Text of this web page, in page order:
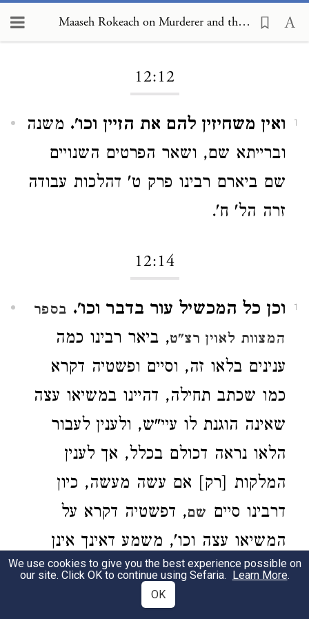
Maaseh Rokeach on Murderer and the Preservation of Life 12:12
12:12
1 ואין משחיזין להם את הזיין וכו'. משנה
וברייתא שם, ושאר הפרטים השנויים
שם ביארם רבינו פרק ט' דהלכות עבודה
זרה הל' ח'.
12:14
1 וכן כל המכשיל עור בדבר וכו'. בספר
המצוות לאוין רצ"ט, ביאר רבינו כמה
ענינים בלאו זה, וסיים ופשטיה דקרא
כמו שכתב תחילה, דהיינו במשיאו עצה
שאינה הוגנת לו עיי"ש, ולענין לעבור
הלאו נראה דכולם בכלל, אך לענין
המלקות [רק] אם עשה מעשה, כיון
דרבינו סיים שם, דפשטיה דקרא על
המשיאו עצה וכו', משמע דאינך אינן
אלא דרך אסמכתא ואין בהם מלקות,
We use cookies to give you the best experience possible on
our site. Click OK to continue using Sefaria. Learn More.
OK